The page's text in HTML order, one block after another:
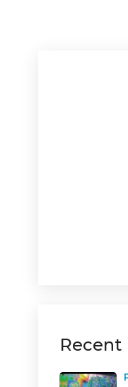
Recent